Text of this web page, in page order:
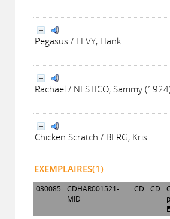
Pegasus / LEVY, Hank
Rachael / NESTICO, Sammy
Chicken Scratch / BERG, Kris
EXEMPLAIRES(1)
030085
CDHAR001521-
MID
CD CD